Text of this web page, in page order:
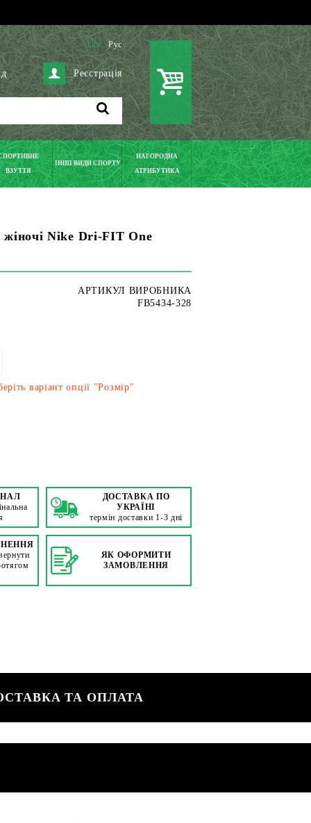
Укр Рус
Реєстрація
ВЗУТТЯ
ІНШІ ВИДИ СПОРТУ
НАГОРОДНА
АТРИБУТИКА
Nike Dri-FIT One
АРТИКУЛ ВИРОБНИКА
FB5434-328
варіант опції "Розмір"
ДОСТАВКА ПО
УКРАЇНІ
термін доставки 1-3 дні
ЯК ОФОРМИТИ
ЗАМОВЛЕННЯ
ТА ОПЛАТА